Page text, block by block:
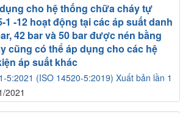
5:2021 (ISO 14520-5:2019) Xuất bản lần 1
2021
cho hệ thống chữa cháy tự
1 -12 hoạt động tại các áp suất danh
42 bar và 50 bar được nén bằng
cũng có thể áp dụng cho các hệ
áp suất khác